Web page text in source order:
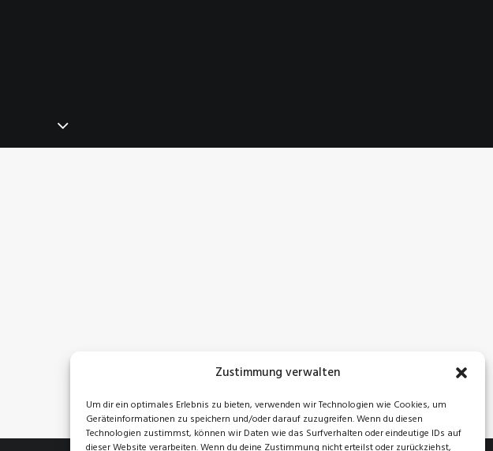
Zustimmung verwalten
Um dir ein optimales Erlebnis zu bieten, verwenden wir Technologien wie Cookies, um
Geräteinformationen zu speichern und/oder darauf zuzugreifen. Wenn du diesen
Technologien zustimmst, können wir Daten wie das Surfverhalten oder eindeutige IDs auf
dieser Website verarbeiten. Wenn du deine Zustimmung nicht erteilst oder zurückziehst,